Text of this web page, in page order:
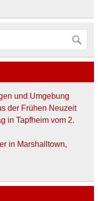
und Umgebung
der Frühen Neuzeit
in Tapfheim vom 2.
in Marshalltown,